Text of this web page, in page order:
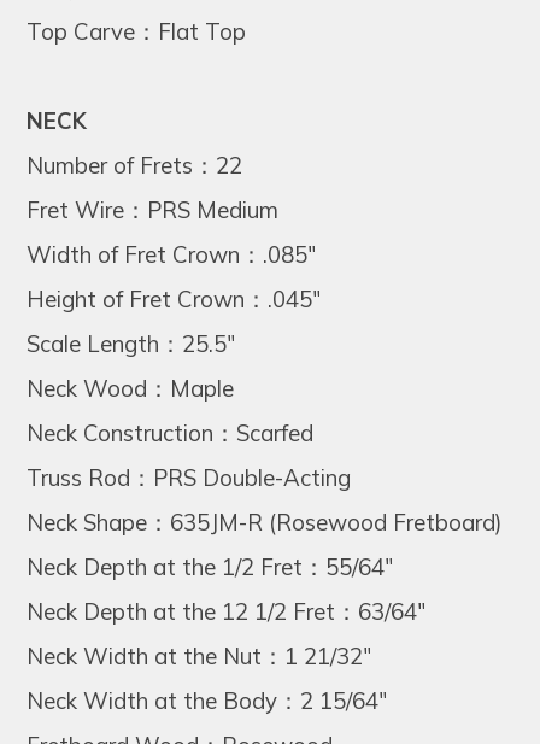
Top Carve：Flat Top
NECK
Number of Frets：22
Fret Wire：PRS Medium
Width of Fret Crown：.085"
Height of Fret Crown：.045"
Scale Length：25.5"
Neck Wood：Maple
Neck Construction：Scarfed
Truss Rod：PRS Double-Acting
Neck Shape：635JM-R (Rosewood Fretboard)
Neck Depth at the 1/2 Fret：55/64"
Neck Depth at the 12 1/2 Fret：63/64"
Neck Width at the Nut：1 21/32"
Neck Width at the Body：2 15/64"